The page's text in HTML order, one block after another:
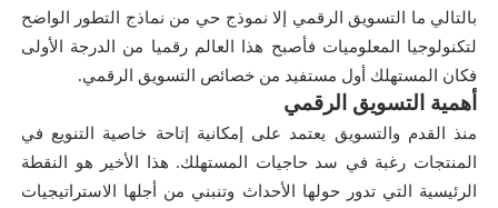
بالتالي ما التسويق الرقمي إلا نموذج حي من نماذج التطور الواضح
لتكنولوجيا المعلوميات فأصبح هذا العالم رقميا من الدرجة الأولى
فكان المستهلك أول مستفيد من خصائص التسويق الرقمي.
أهمية التسويق الرقمي
منذ القدم والتسويق يعتمد على إمكانية إتاحة خاصية التنويع في
المنتجات رغبة في سد حاجيات المستهلك. هذا الأخير هو النقطة
الرئيسية التي تدور حولها الأحداث وتنبني من أجلها الاستراتيجيات